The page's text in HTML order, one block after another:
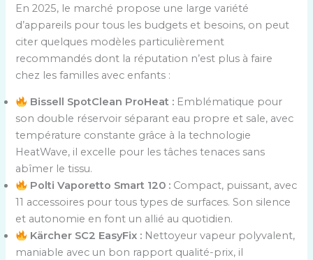
En 2025, le marché propose une large variété
d’appareils pour tous les budgets et besoins, on peut
citer quelques modèles particulièrement
recommandés dont la réputation n’est plus à faire
chez les familles avec enfants :
Bissell SpotClean ProHeat : Emblématique pour
son double réservoir séparant eau propre et sale, avec
température constante grâce à la technologie
HeatWave, il excelle pour les tâches tenaces sans
abîmer le tissu.
Polti Vaporetto Smart 120 : Compact, puissant, avec
11 accessoires pour tous types de surfaces. Son silence
et autonomie en font un allié au quotidien.
Kärcher SC2 EasyFix : Nettoyeur vapeur polyvalent,
maniable avec un bon rapport qualité-prix, il